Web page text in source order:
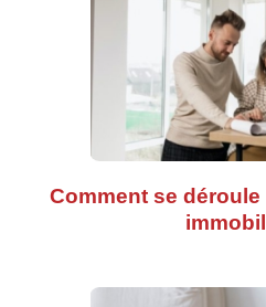
Comment se déroule